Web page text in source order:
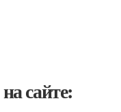
сайте: